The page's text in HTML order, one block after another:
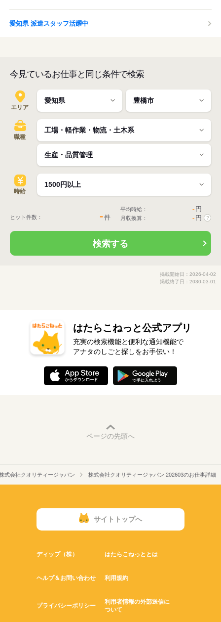
愛知県 派遣スタッフ活躍中
今見ているお仕事と同じ条件で検索
エリア
職種
時給
ヒット件数： -件
平均時給： - 円
月収換算： - 円 ?
検索する
掲載開始日：2026-04-02
掲載終了日：2030-03-01
はたらこねっと公式アプリ
充実の検索機能と便利な通知機能で
アナタのしごと探しをお手伝い！
ページの先頭へ
式会社クオリティージャパン 株式会社クオリティージャパン 202603のお仕事詳細
サイトトップへ
ディップ（株） はたらこねっととは
ヘルプ＆お問い合わせ 利用規約
プライバシーポリシー
利用者情報の外部送信に
ついて